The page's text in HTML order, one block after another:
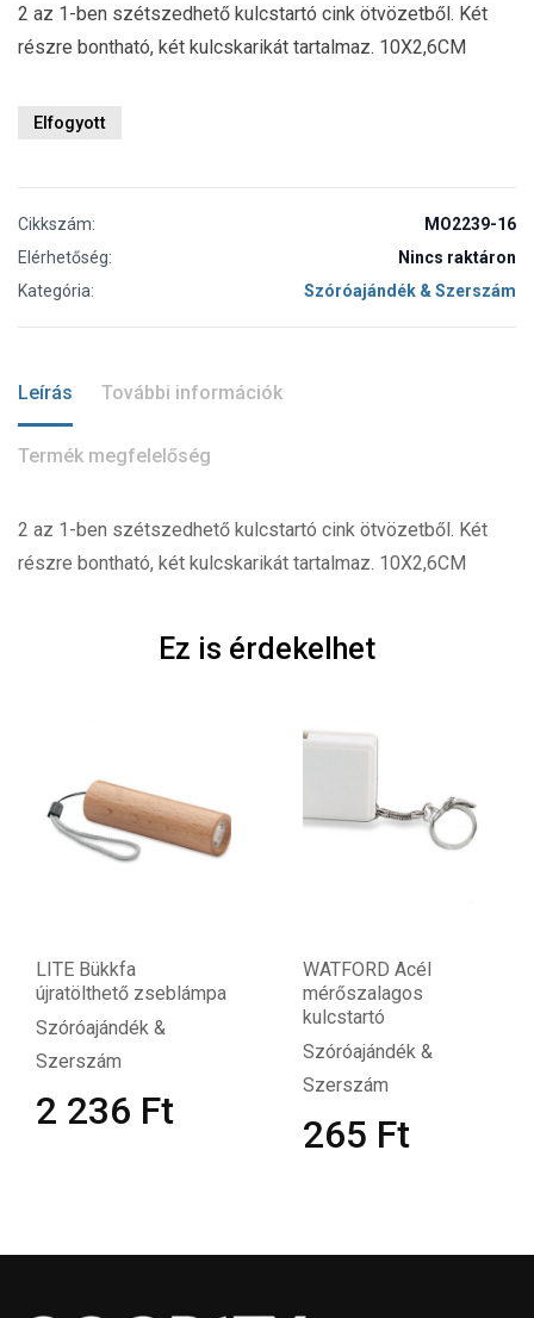
2 az 1-ben szétszedhető kulcstartó cink ötvözetből. Két
részre bontható, két kulcskarikát tartalmaz. 10X2,6CM
Elfogyott
Cikkszám:
MO2239-16
Elérhetőség:
Nincs raktáron
Kategória:
Szóróajándék & Szerszám
Leírás További információk
Termék megfelelőség
2 az 1-ben szétszedhető kulcstartó cink ötvözetből. Két
részre bontható, két kulcskarikát tartalmaz. 10X2,6CM
Ez is érdekelhet
LITE Bükkfa
újratölthető zseblámpa
Szóróajándék &
Szerszám
2 236 Ft
WATFORD Acél
mérőszalagos
kulcstartó
Szóróajándék &
Szerszám
265 Ft